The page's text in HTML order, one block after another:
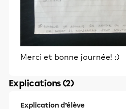
Merci et bonne journée! :)
Explications (2)
Explication d’élève